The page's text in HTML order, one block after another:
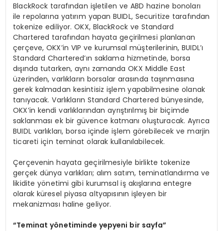
BlackRock tarafından işletilen ve ABD hazine bonoları
ile repolarına yatırım yapan BUIDL, Securitize tarafından
tokenize ediliyor. OKX, BlackRock ve Standard
Chartered tarafından hayata geçirilmesi planlanan
çerçeve, OKX’in VIP ve kurumsal müşterilerinin, BUIDL’ı
Standard Chartered’ın saklama hizmetinde, borsa
dışında tutarken, aynı zamanda OKX Middle East
üzerinden, varlıkların borsalar arasında taşınmasına
gerek kalmadan kesintisiz işlem yapabilmesine olanak
tanıyacak. Varlıkların Standard Chartered bünyesinde,
OKX’in kendi varlıklarından ayrıştırılmış bir biçimde
saklanması ek bir güvence katmanı oluşturacak. Ayrıca
BUIDL varlıkları, borsa içinde işlem görebilecek ve marjin
ticareti için teminat olarak kullanılabilecek.
Çerçevenin hayata geçirilmesiyle birlikte tokenize
gerçek dünya varlıkları; alım satım, teminatlandırma ve
likidite yönetimi gibi kurumsal iş akışlarına entegre
olarak küresel piyasa altyapısının işleyen bir
mekanizması haline geliyor.
“Teminat yönetiminde yepyeni bir sayfa”